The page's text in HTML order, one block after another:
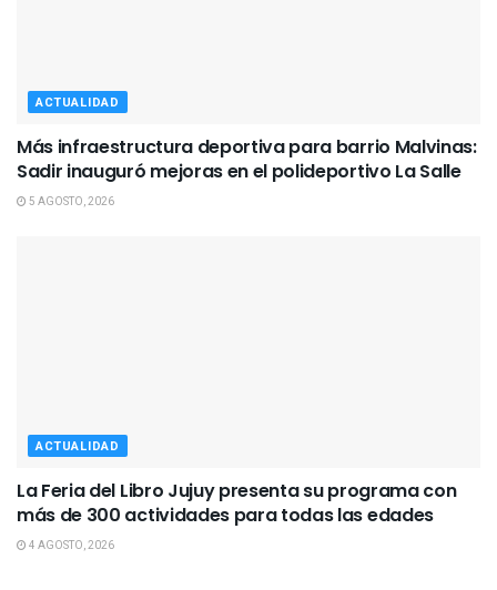
ACTUALIDAD
Más infraestructura deportiva para barrio Malvinas:
Sadir inauguró mejoras en el polideportivo La Salle
5 AGOSTO, 2026
ACTUALIDAD
La Feria del Libro Jujuy presenta su programa con
más de 300 actividades para todas las edades
4 AGOSTO, 2026